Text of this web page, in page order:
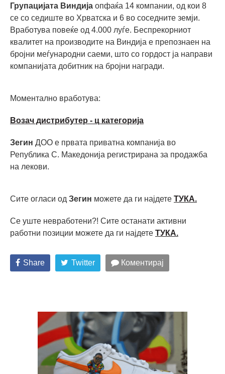
Групацијата Виндија опфаќа 14 компании, од кои 8
се со седиште во Хрватска и 6 во соседните земји.
Вработува повеќе од 4.000 луѓе. Беспрекорниот
квалитет на производите на Виндија е препознаен на
бројни меѓународни саеми, што со гордост ја направи
компанијата добитник на бројни награди.
Моментално вработува:
Возач дистрибутер - ц категорија
Зегин ДОО е првата приватна компанија во
Република С. Македонија регистрирана за продажба
на лекови.
Сите огласи од Зегин можете да ги најдете ТУКА.
Се уште невработени?! Сите останати активни
работни позиции можете да ги најдете ТУКА.
Share Twitter Коментирај